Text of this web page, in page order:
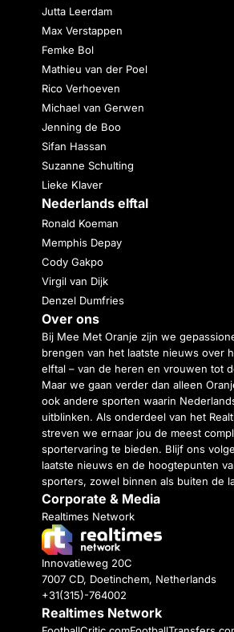
Jutta Leerdam
Max Verstappen
Femke Bol
Mathieu van der Poel
Rico Verhoeven
Michael van Gerwen
Jenning de Boo
Sifan Hassan
Suzanne Schulting
Lieke Klaver
Nederlands elftal
Ronald Koeman
Memphis Depay
Cody Gakpo
Virgil van Dijk
Denzel Dumfries
Over ons
Bij Mee Met Oranje zijn we
brengen van het laatste nieuws over
elftal – van de heren en vrouwen tot
Maar we gaan verder dan alleen
ook andere sporten waarin
uitblinken. Als onderdeel van het
streven we ernaar jou de meest
sportervaring te bieden. Blijf ons
laatste nieuws en de hoogtepunten
sporters, zowel binnen als buiten de
Corporate & Media
Realtimes Network
Innovatieweg 20C
7007 CD, Doetinchem, Netherlands
+31(315)-764002
Realtimes Network